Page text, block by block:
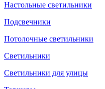
Настольные светильники
Подсвечники
Потолочные светильники
Светильники
Светильники для улицы